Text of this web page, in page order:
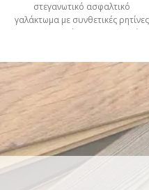
στεγανωτικό ασφαλτικό
γαλάκτωμα με συνθετικές ρητίνες
και αντιϋδρόφιλα συστατικά.